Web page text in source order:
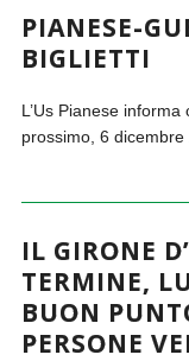
PIANESE-
BIGLIETTI
L’Us Pianese
prossimo, 6 dicembre
IL GIRONE
TERMINE,
BUON
PERSONE